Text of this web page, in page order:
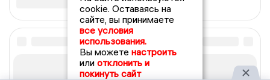
cookie. Оставаясь на
сайте, вы принимаете
все условия
использования.
Вы можете настроить
или отклонить и
покинуть сайт